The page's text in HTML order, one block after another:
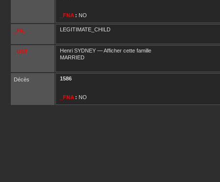
_FNA : NO
_FIL LEGITIMATE_CHILD
_UST Henri SYDNEY —Afficher cette famille
MARRIED
Décès 1586
_FNA : NO